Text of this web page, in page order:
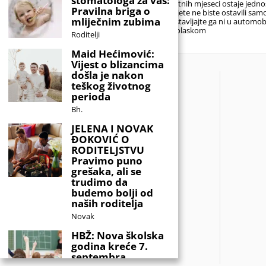
pričekati. Za mnoge učenike početak
ljetnog raspusta predstavlja dugo
ljetnih mjeseci ostaje
dijete ne biste ostavili
ostavljajte ga ni u
Dolaskom
Pravilna briga o
mliječnim zubima
Roditelji
Maid Hećimović:
Vijest o blizancima
došla je nakon
teškog životnog
perioda
Bh.
JELENA I NOVAK
ĐOKOVIĆ O
RODITELJSTVU
Pravimo puno
grešaka, ali se
trudimo da
budemo bolji od
naših roditelja
Novak
HBŽ: Nova školska
godina kreće 7.
septembra